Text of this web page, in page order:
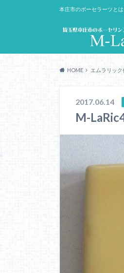
本庄市のポーセラーツと
HOME エムラリック
2017.06.14
M-